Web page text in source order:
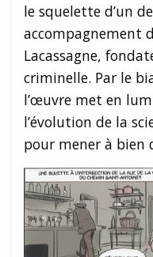
le squelette d’un
accompagnement
Lacassagne,
criminelle. Par le
l’œuvre met en
l’évolution de la
pour mener à bien